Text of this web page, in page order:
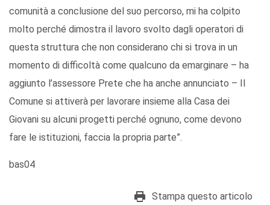
comunità a conclusione del suo percorso, mi ha colpito
molto perché dimostra il lavoro svolto dagli operatori di
questa struttura che non considerano chi si trova in un
momento di difficoltà come qualcuno da emarginare – ha
aggiunto l’assessore Prete che ha anche annunciato – Il
Comune si attiverà per lavorare insieme alla Casa dei
Giovani su alcuni progetti perché ognuno, come devono
fare le istituzioni, faccia la propria parte”.
bas04
Stampa questo articolo